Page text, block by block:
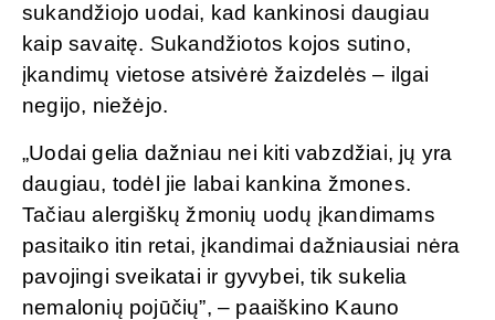
sukandžiojo uodai, kad kankinosi daugiau
kaip savaitę. Sukandžiotos kojos sutino,
įkandimų vietose atsivėrė žaizdelės – ilgai
negijo, niežėjo.
„Uodai gelia dažniau nei kiti vabzdžiai, jų yra
daugiau, todėl jie labai kankina žmones.
Tačiau alergiškų žmonių uodų įkandimams
pasitaiko itin retai, įkandimai dažniausiai nėra
pavojingi sveikatai ir gyvybei, tik sukelia
nemalonių pojūčių”, – paaiškino Kauno